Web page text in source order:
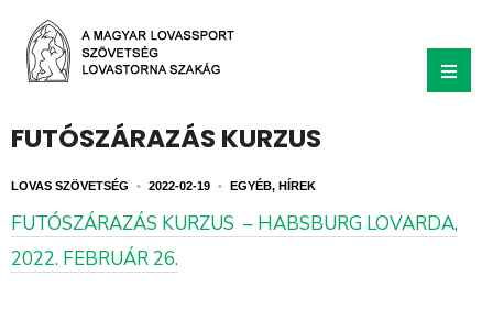
FUTÓSZÁRAZÁS KURZUS
LOVAS SZÖVETSÉG • 2022-02-19 • EGYÉB, HÍREK
FUTÓSZÁRAZÁS KURZUS – HABSBURG LOVARDA,
2022. FEBRUÁR 26.